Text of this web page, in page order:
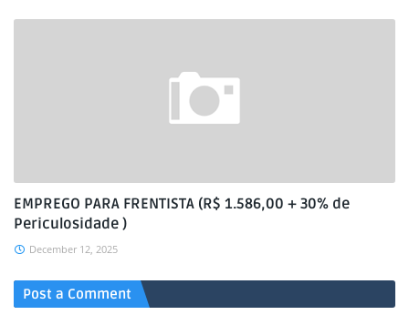
EMPREGO PARA FRENTISTA (R$ 1.586,00 + 30% de
Periculosidade )
December 12, 2025
Post a Comment